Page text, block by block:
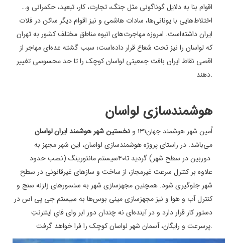
اقوام بنا به دلایل گوناگونی مثل جنگ، تجارت، کار، تبعید، حکمرانی و…
اختلاط‌هایی با یونانی‌ها، سادات هاشمی و نیز اقوام دیگر ساکن در فلات
ایران داشته‌است. امروزه مهاجرت‌های انبوه مناطق مختلف کشور به تهران
که لواسان را نیز تحت شعاع قرار داده‌است؛ سبب گشته عده‌ای مهاجر از
اقصی نقاط ایران بافت جمعیتی لواسان کوچک را تا حد محسوسی تغییر
دهند.
هوشمندسازی لواسان
لواساننخستین شهر هوشمند ایران و ۱۳۱اُمین شهر هوشمند جهان
می‌باشد. در راستای پروژه هوشمندسازی لواسان، این شهر مجهز به
سیستم مانتورینگ (نصب حدود۴۰دوربین در سطح شهر) گردید تا
علاوه بر کنترل سرعت غیرمجاز، از ساخت و سازهای غیرقانونی در سطح
شهر جلوگیری شود. همچنین مجهزسازی شهر به سنسورهای زلزله سنج و
کنترل آب و هوا و نیز مجهزسازی مینی بوس‌ها به سیستم جی پی اس در
دستور کار قرار دارد و در آینده‌ای نه چندان دور ابر وای فایِ اینترنتِ
پرسرعت و رایگان، آسمان شهر لواسان کوچک را فرا خواهد گرفت.